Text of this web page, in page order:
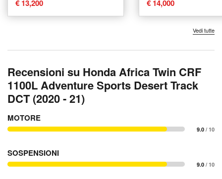
usata a Torino
€ 13,200 € 14,000
Vedi tutte
Recensioni su Honda Africa Twin CRF
1100L Adventure Sports Desert Track
DCT (2020 - 21)
MOTORE
9.0 / 10
SOSPENSIONI
9.0 / 10